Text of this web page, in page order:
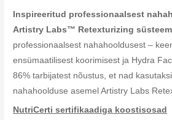
Inspireeritud professionaalsest
Artistry Labs™ Retexturizing süsteem
professionaalsest nahahooldusest –
ensümaatilisest koorimisest ja Hydra
86% tarbijatest nõustus, et nad
nahahoolduse asemel Artistry Labs
NutriCerti sertifikaadiga koostisosad